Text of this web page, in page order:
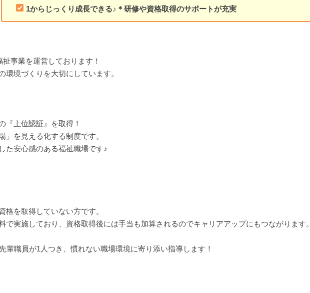
1からじっくり成長できる♪＊研修や資格取得のサポートが充実
事業を運営しております！
境づくりを大切にしています。
『上位認証』を取得！
を見える化する制度です。
た安心感のある福祉職場です♪
を取得していない方です。
実施しており、資格取得後には手当も加算されるのでキャリアアップにもつながります。
職員が1人つき、慣れない職場環境に寄り添い指導します！